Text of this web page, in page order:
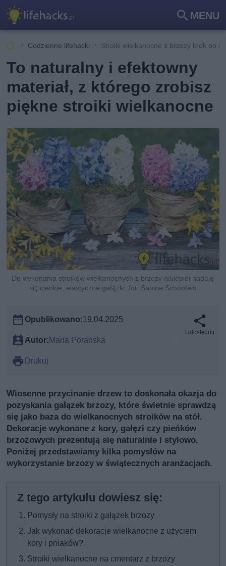
MENU
Szu
Codzienne lifehacki Stroiki wielkanocne z brzozy krok po
To naturalny i efektowny
materiał, z którego zrobisz
piękne stroiki wielkanocne
Do wykonania stroików wielkanocnych z brzozy najlepiej nadają
się cienkie, elastyczne gałązki, fot. Sabine Schönfeld
Opublikowano:19.04.2025
Autor:Maria Porańska
Drukuj
Udostępnij
Wiosenne przycinanie drzew to doskonała okazja do
pozyskania gałązek brzozy, które świetnie sprawdzą
się jako baza do wielkanocnych stroików na stół.
Dekoracje wykonane z kory, gałęzi czy pieńków
brzozowych prezentują się naturalnie i stylowo.
Poniżej przedstawiamy kilka pomysłów na
wykorzystanie brzozy w świątecznych aranżacjach.
Pomysły na stroiki z gałązek brzozy
Jak wykonać dekoracje wielkanocne z użyciem
kory i pniaków?
Stroiki wielkanocne na cmentarz z brzozy